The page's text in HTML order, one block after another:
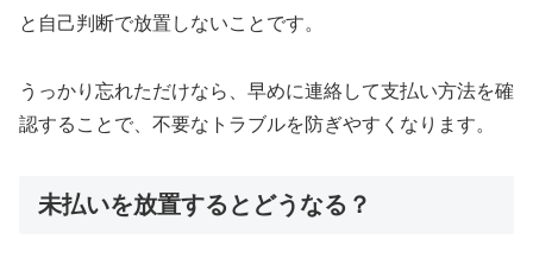
と自己判断で放置しないことです。
うっかり忘れただけなら、早めに連絡して支払い方法を確
認することで、不要なトラブルを防ぎやすくなります。
未払いを放置するとどうなる？